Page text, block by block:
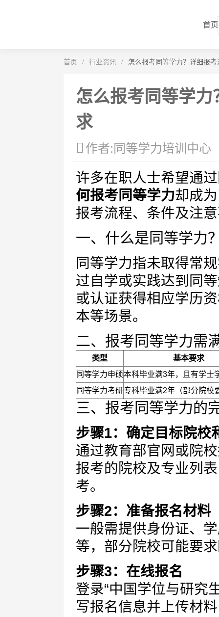
首页
首页 / 行业资讯 / 怎么报考同等学力？详细报
怎么报考同等学
求
作者:同等学力培训中心
许多在职人士希望通
何报考同等学力却成
报考流程、条件及注
一、什么是同等学力
同等学力指未取得常
过自学或实践达到同
或认证获得相应学历
本等场景。
二、报考同等学力需
类型
基本要求
同等学力申硕本科毕业满3年，且有学士
同等学力考研专科毕业满2年（部分院校
三、报考同等学力的
步骤1：确定目标院校
通过教育部官网或院
报考的院校及专业列
考。
步骤2：准备报名材料
一般需提供身份证、
等，部分院校可能要
步骤3：在线报名
登录“中国学位与研究
写报名信息并上传材